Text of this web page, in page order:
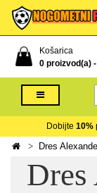
Košarica
0 proizvod(a) -
Dobijte 10%
Dres
Dres